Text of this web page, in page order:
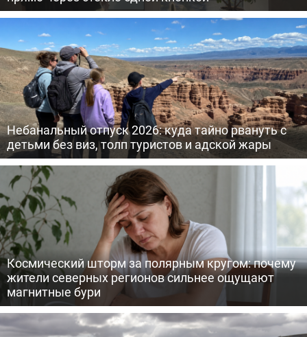
Небанальный отпуск 2026: куда тайно рвануть с
детьми без виз, толп туристов и адской жары
Космический шторм за полярным кругом: почему
жители северных регионов сильнее ощущают
магнитные бури